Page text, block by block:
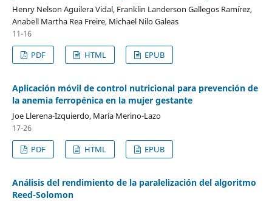
Henry Nelson Aguilera Vidal, Franklin Landerson Gallegos Ramírez,
Anabell Martha Rea Freire, Michael Nilo Galeas
11-16
PDF
HTML EPUB
Aplicación móvil de control nutricional para prevención de
la anemia ferropénica en la mujer gestante
Joe Llerena-Izquierdo, María Merino-Lazo
17-26
PDF
HTML EPUB
Análisis del rendimiento de la paralelización del algoritmo
Reed-Solomon